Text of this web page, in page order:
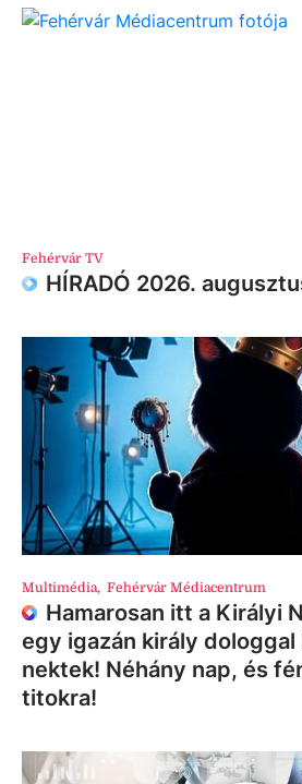
Fehérvár TV
HÍRADÓ 2026.
Multimédia, Fehérvár Médiacentrum
Hamarosan itt a Királyi
egy igazán király dologgal
nektek! Néhány nap, és
titokra!